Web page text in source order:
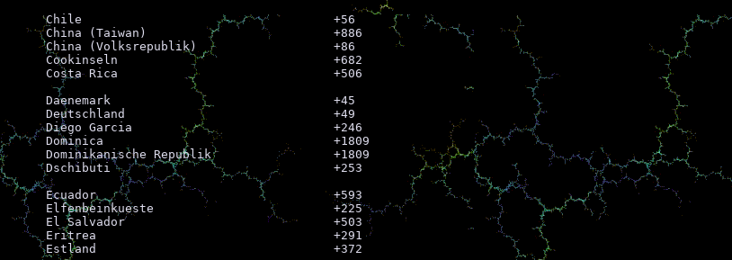
Chile					+56
China (Taiwan)				+886
China (Volksrepublik)			+86
Cookinseln				+682
Costa Rica				+506
Daenemark				+45
Deutschland				+49
Diego Garcia				+246
Dominica				+1809
Dominikanische Republik			+1809
Dschibuti				+253
Ecuador					+593
Elfenbeinkueste				+225
El Salvador				+503
Eritrea					+291
Estland					+372